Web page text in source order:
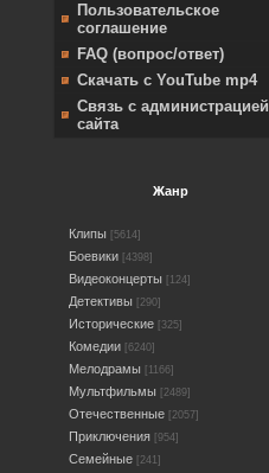
Пользовательское
соглашение
FAQ (вопрос/ответ)
Скачать с YouTube mp4
Связь с администрацией
сайта
Жанр
Клипы [5614]
Боевики [4398]
Видеоконцерты [124]
Детективы [290]
Исторические [325]
Комедии [6240]
Мелодрамы [1166]
Мультфильмы [2489]
Отечественные [2057]
Приключения [954]
Семейные [241]